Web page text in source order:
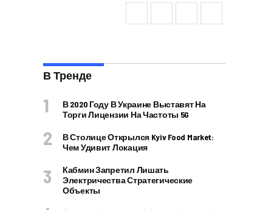
В Тренде
В 2020 Году В Украине Выставят На
Торги Лицензии На Частоты 5G
В Столице Открылся Kyiv Food Market:
Чем Удивит Локация
Кабмин Запретил Лишать
Электричества Стратегические
Объекты